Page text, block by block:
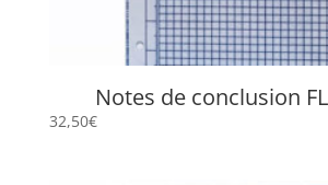
Notes de conclusion
32,50€